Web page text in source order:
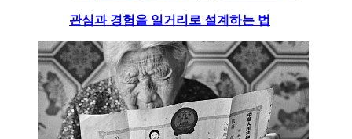
관심과 경험을 일거리로 설계하는 법